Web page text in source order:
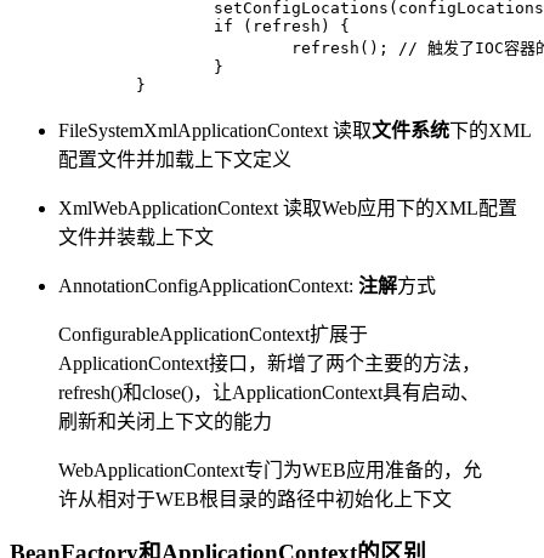
if (refresh) {
			refresh();
// 触发了IOC容器
	}
FileSystemXmlApplicationContext 读取文件系统下的XML
配置文件并加载上下文定义
XmlWebApplicationContext 读取Web应用下的XML配置
文件并装载上下文
AnnotationConfigApplicationContext: 注解方式
ConfigurableApplicationContext扩展于
ApplicationContext接口，新增了两个主要的方法，
refresh()和close()，让ApplicationContext具有启动、
刷新和关闭上下文的能力
WebApplicationContext专门为WEB应用准备的，允
许从相对于WEB根目录的路径中初始化上下文
BeanFactory和ApplicationContext的区别